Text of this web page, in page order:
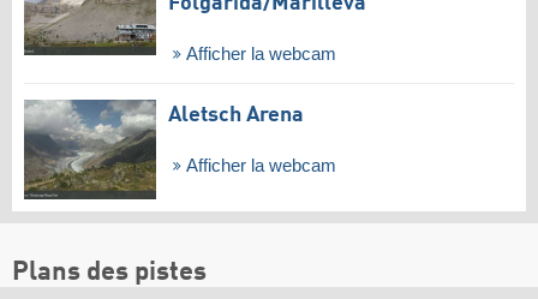
Afficher la webcam
Aletsch Arena
Afficher la webcam
Plans des pistes